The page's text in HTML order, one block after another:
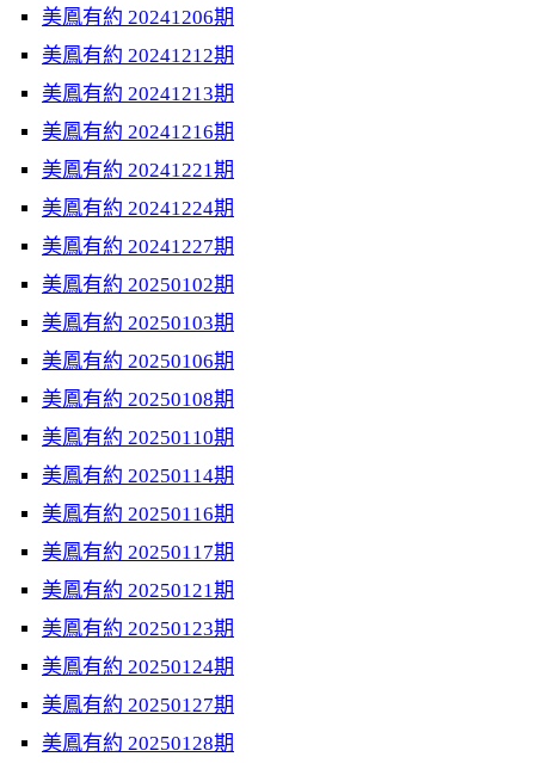
美鳳有約 20241206期
美鳳有約 20241212期
美鳳有約 20241213期
美鳳有約 20241216期
美鳳有約 20241221期
美鳳有約 20241224期
美鳳有約 20241227期
美鳳有約 20250102期
美鳳有約 20250103期
美鳳有約 20250106期
美鳳有約 20250108期
美鳳有約 20250110期
美鳳有約 20250114期
美鳳有約 20250116期
美鳳有約 20250117期
美鳳有約 20250121期
美鳳有約 20250123期
美鳳有約 20250124期
美鳳有約 20250127期
美鳳有約 20250128期